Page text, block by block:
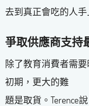
去到真正會吃的人手
爭取供應商支持
除了教育消費者需
初期，更大的難
題是取貨。Terence